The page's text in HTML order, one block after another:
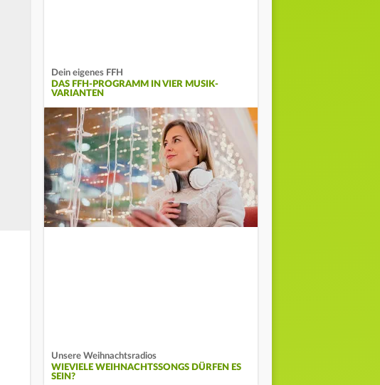
Dein eigenes FFH
DAS FFH-PROGRAMM IN VIER MUSIK-
VARIANTEN
Unsere Weihnachtsradios
WIEVIELE WEIHNACHTSSONGS DÜRFEN ES
SEIN?